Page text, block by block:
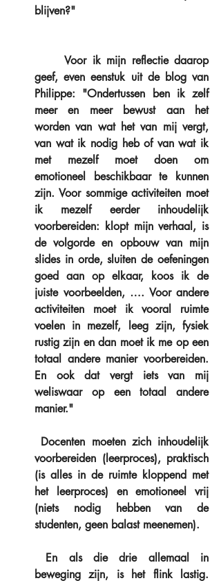
blijven?"
	Voor ik mijn reflectie daarop
geef, even eenstuk uit de blog van
Philippe: "Ondertussen ben ik zelf
meer en meer bewust aan het
worden van wat het van mij vergt,
van wat ik nodig heb of van wat ik
met mezelf moet doen om
emotioneel beschikbaar te kunnen
zijn. Voor sommige activiteiten moet
ik mezelf eerder inhoudelijk
voorbereiden: klopt mijn verhaal, is
de volgorde en opbouw van mijn
slides in orde, sluiten de oefeningen
goed aan op elkaar, koos ik de
juiste voorbeelden, …. Voor andere
activiteiten moet ik vooral ruimte
voelen in mezelf, leeg zijn, fysiek
rustig zijn en dan moet ik me op een
totaal andere manier voorbereiden.
En ook dat vergt iets van mij
weliswaar op een totaal andere
manier."
voorbereiden (leerproces), praktisch
(is alles in de ruimte kloppend met
het leerproces) en emotioneel vrij
(niets nodig hebben van de
studenten, geen balast meenemen).
beweging zijn, is het flink lastig.